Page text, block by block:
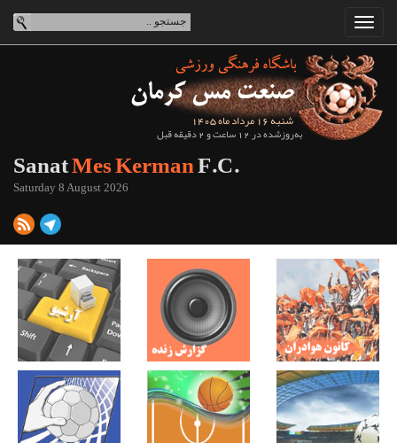
شنبه 16 مرداد ماه 1405
به‌روزشده در 12 ساعت و 2 دقیقه قبل
SanatMes KermanF.C.
Saturday 8 August 2026